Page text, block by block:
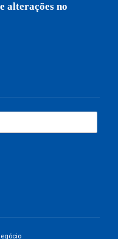
alterações no